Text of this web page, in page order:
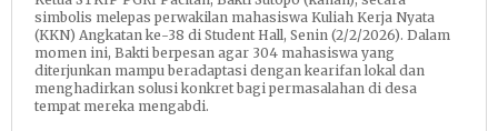
simbolis melepas perwakilan mahasiswa Kuliah Kerja Nyata
(KKN) Angkatan ke-38 di Student Hall, Senin (2/2/2026). Dalam
momen ini, Bakti berpesan agar 304 mahasiswa yang
diterjunkan mampu beradaptasi dengan kearifan lokal dan
menghadirkan solusi konkret bagi permasalahan di desa
tempat mereka mengabdi.